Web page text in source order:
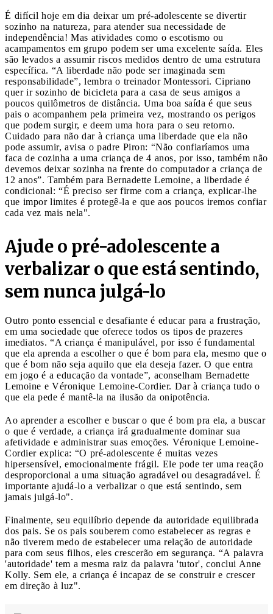
É difícil hoje em dia deixar um pré-adolescente se divertir
sozinho na natureza, para atender sua necessidade de
independência! Mas atividades como o escotismo ou
acampamentos em grupo podem ser uma excelente saída. Eles
são levados a assumir riscos medidos dentro de uma estrutura
específica. “A liberdade não pode ser imaginada sem
responsabilidade”, lembra o treinador Montessori. Cipriano
quer ir sozinho de bicicleta para a casa de seus amigos a
poucos quilômetros de distância. Uma boa saída é que seus
pais o acompanhem pela primeira vez, mostrando os perigos
que podem surgir, e deem uma hora para o seu retorno.
Cuidado para não dar à criança uma liberdade que ela não
pode assumir, avisa o padre Piron: “Não confiaríamos uma
faca de cozinha a uma criança de 4 anos, por isso, também não
devemos deixar sozinha na frente do computador a criança de
12 anos”. Também para Bernadette Lemoine, a liberdade é
condicional: “É preciso ser firme com a criança, explicar-lhe
que impor limites é protegê-la e que aos poucos iremos confiar
cada vez mais nela".
Ajude o pré-adolescente a
verbalizar o que está sentindo,
sem nunca julgá-lo
Outro ponto essencial e desafiante é educar para a frustração,
em uma sociedade que oferece todos os tipos de prazeres
imediatos. “A criança é manipulável, por isso é fundamental
que ela aprenda a escolher o que é bom para ela, mesmo que o
que é bom não seja aquilo que ela deseja fazer. O que entra
em jogo é a educação da vontade”, aconselham Bernadette
Lemoine e Véronique Lemoine-Cordier. Dar à criança tudo o
que ela pede é mantê-la na ilusão da onipotência.
Ao aprender a escolher e buscar o que é bom pra ela, a buscar
o que é verdade, a criança irá gradualmente dominar sua
afetividade e administrar suas emoções. Véronique Lemoine-
Cordier explica: “O pré-adolescente é muitas vezes
hipersensível, emocionalmente frágil. Ele pode ter uma reação
desproporcional a uma situação agradável ou desagradável. É
importante ajudá-lo a verbalizar o que está sentindo, sem
jamais julgá-lo".
Finalmente, seu equilíbrio depende da autoridade equilibrada
dos pais. Se os pais souberem como estabelecer as regras e
não tiverem medo de estabelecer uma relação de autoridade
para com seus filhos, eles crescerão em segurança. “A palavra
'autoridade' tem a mesma raiz da palavra 'tutor', conclui Anne
Kolly. Sem ele, a criança é incapaz de se construir e crescer
em direção à luz".